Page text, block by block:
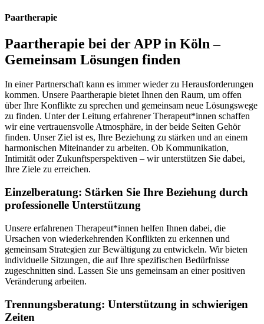
Paartherapie
Paartherapie bei der APP in Köln –
Gemeinsam Lösungen finden
In einer Partnerschaft kann es immer wieder zu Herausforderungen
kommen. Unsere Paartherapie bietet Ihnen den Raum, um offen
über Ihre Konflikte zu sprechen und gemeinsam neue Lösungswege
zu finden. Unter der Leitung erfahrener Therapeut*innen schaffen
wir eine vertrauensvolle Atmosphäre, in der beide Seiten Gehör
finden. Unser Ziel ist es, Ihre Beziehung zu stärken und an einem
harmonischen Miteinander zu arbeiten. Ob Kommunikation,
Intimität oder Zukunftsperspektiven – wir unterstützen Sie dabei,
Ihre Ziele zu erreichen.
Einzelberatung: Stärken Sie Ihre Beziehung durch
professionelle Unterstützung
Unsere erfahrenen Therapeut*innen helfen Ihnen dabei, die
Ursachen von wiederkehrenden Konflikten zu erkennen und
gemeinsam Strategien zur Bewältigung zu entwickeln. Wir bieten
individuelle Sitzungen, die auf Ihre spezifischen Bedürfnisse
zugeschnitten sind. Lassen Sie uns gemeinsam an einer positiven
Veränderung arbeiten.
Trennungsberatung: Unterstützung in schwierigen
Zeiten